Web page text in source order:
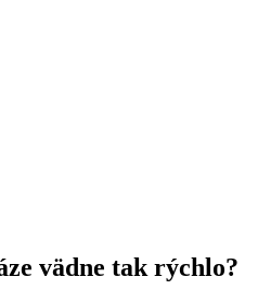
vädne tak rýchlo?